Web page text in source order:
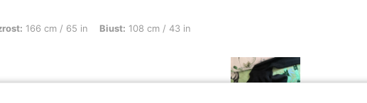
/ 65 in, Biust: 108 cm / 43 in, Kolor: Czarne, Rozmiar: M
166 cm / 65 in Biust: 108 cm / 43 in